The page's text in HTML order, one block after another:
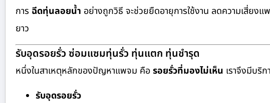
การ ฉีดทุ่นลอยน้ำ อย่างถูกวิธี จะช่วยยืดอายุการใช้งาน ลดความเสี่ยง
ยาว
รับอุดรอยรั่ว ซ่อมแซมทุ่นรั่ว ทุ่นแตก ทุ่นชำรุด
หนึ่งในสาเหตุหลักของปัญหาแพจม คือรอยรั่วที่มองไม่เห็น เราจึงมีบริก
รับอุดรอยรั่ว